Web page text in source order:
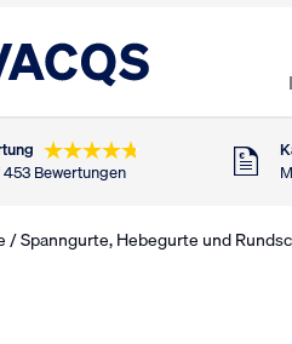
Bewertungen
/Spanngurte, Hebegurte und